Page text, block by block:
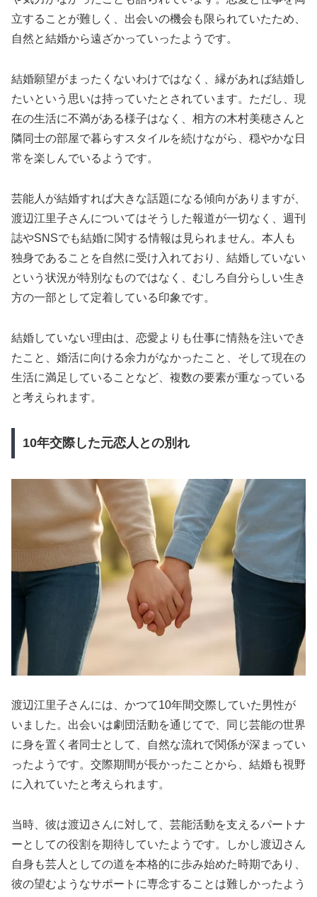
立することが難しく、出会いの機会も限られていたため、
自然と結婚から遠ざかっていったようです。
結婚願望がまったくないわけではなく、縁があれば結婚し
たいという思いは持っていたとされています。ただし、現
在の生活に不満がある様子はなく、相方の木村美穂さんと
隣同士の部屋で暮らすスタイルを続けながら、穏やかな日
常を楽しんでいるようです。
芸能人が結婚すれば大きな話題になる傾向がありますが、
渡辺江里子さんについてはそうした報道が一切なく、週刊
誌やSNSでも結婚に関する情報は見られません。本人も
独身であることを自然に受け入れており、結婚していない
という状況が特別なものではなく、むしろ自分らしい生き
方の一部として定着している印象です。
結婚していない理由は、恋愛よりも仕事に情熱を注いでき
たこと、婚活に向ける余力がなかったこと、そして現在の
生活に満足していることなど、複数の要素が重なっている
と考えられます。
10年交際した元恋人との別れ
渡辺江里子さんには、かつて10年間交際していた男性が
いました。出会いは劇団活動を通じてで、同じ芸能の世界
に身を置く者同士として、自然な流れで関係が深まってい
ったようです。交際期間が長かったことから、結婚も視野
に入れていたと考えられます。
当時、彼は渡辺さんに対して、芸能活動を支えるパートナ
ーとしての役割を期待していたようです。しかし渡辺さん
自身も芸人としての道を本格的に歩み始めた時期であり、
彼の望むようなサポートに専念することは難しかったよう